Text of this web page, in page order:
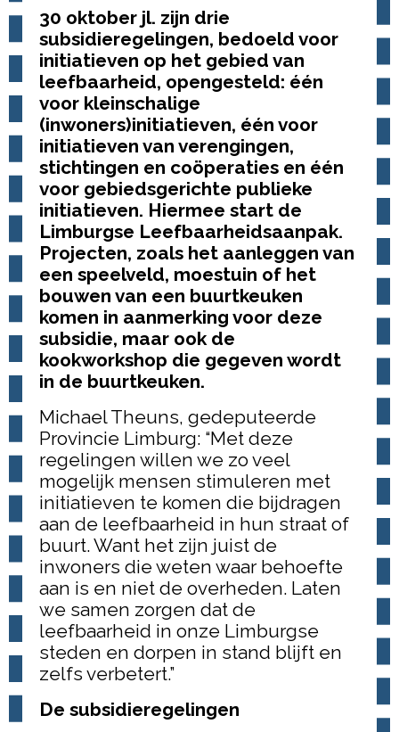
30 oktober jl. zijn drie
subsidieregelingen, bedoeld voor
initiatieven op het gebied van
leefbaarheid, opengesteld: één
voor kleinschalige
(inwoners)initiatieven, één voor
initiatieven van verengingen,
stichtingen en coöperaties en één
voor gebiedsgerichte publieke
initiatieven. Hiermee start de
Limburgse Leefbaarheidsaanpak.
Projecten, zoals het aanleggen van
een speelveld, moestuin of het
bouwen van een buurtkeuken
komen in aanmerking voor deze
subsidie, maar ook de
kookworkshop die gegeven wordt
in de buurtkeuken.
Michael Theuns, gedeputeerde
Provincie Limburg: “Met deze
regelingen willen we zo veel
mogelijk mensen stimuleren met
initiatieven te komen die bijdragen
aan de leefbaarheid in hun straat of
buurt. Want het zijn juist de
inwoners die weten waar behoefte
aan is en niet de overheden. Laten
we samen zorgen dat de
leefbaarheid in onze Limburgse
steden en dorpen in stand blijft en
zelfs verbetert.”
De subsidieregelingen